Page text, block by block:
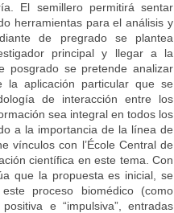
El semillero permitirá sentar
herramientas para el análisis y
de pregrado se plantea
principal y llegar a la
posgrado se pretende analizar
la aplicación particular que se
de interacción entre los
sea integral en todos los
a la importancia de la línea de
vínculos con l’École Central de
científica en este tema. Con
que la propuesta es inicial, se
proceso biomédico (como
e “impulsiva”, entradas